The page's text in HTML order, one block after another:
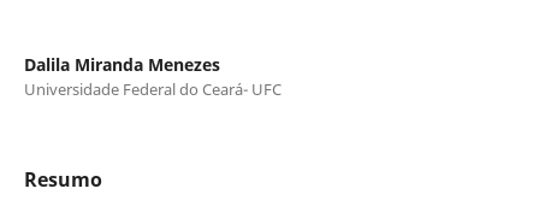
Dalila Miranda Menezes
Universidade Federal do Ceará- UFC
Resumo